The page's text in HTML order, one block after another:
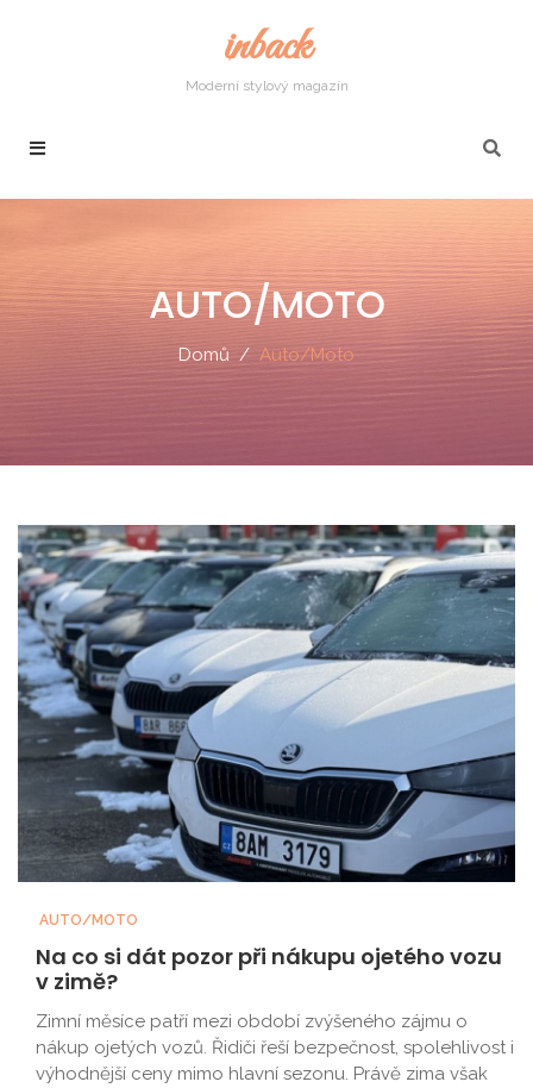
inback
Moderní stylový magazín
AUTO/MOTO
Domů Auto/Moto
AUTO/MOTO
Na co si dát pozor při nákupu ojetého vozu
v zimě?
Zimní měsíce patří mezi období zvýšeného zájmu o
nákup ojetých vozů. Řidiči řeší bezpečnost, spolehlivost i
výhodnější ceny mimo hlavní sezonu. Právě zima však